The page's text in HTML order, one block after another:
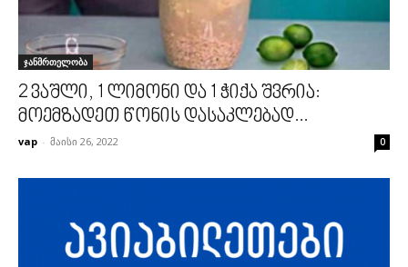
ჯანმრთელობა
2 ვაშლი, 1 ლიმონი და 1 ჭიქა შვრია:
მოემზადეთ წონის დასაკლებად...
vap - მაისი 26, 2022 0